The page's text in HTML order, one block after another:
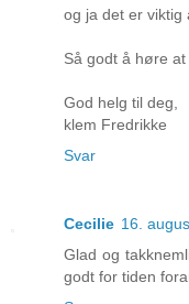
og ja det er viktig
Så godt å høre at
God helg til deg,
klem Fredrikke
Svar
Cecilie 16.
Glad og
godt for tiden